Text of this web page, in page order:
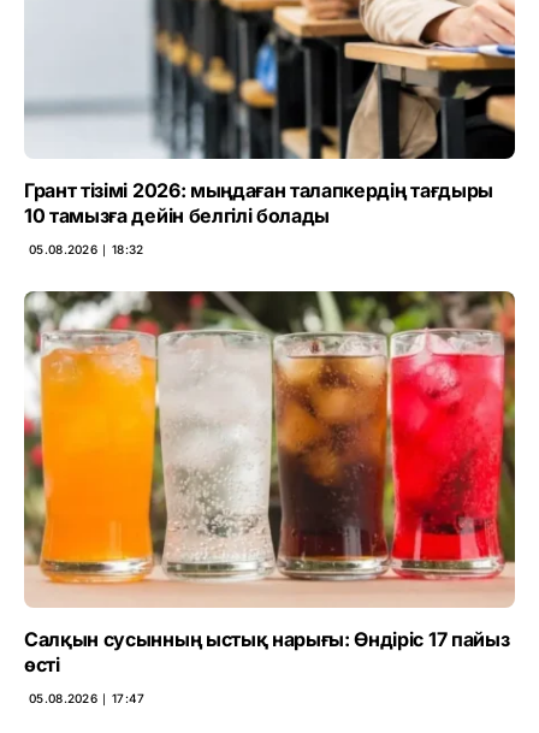
Грант тізімі 2026: мыңдаған талапкердің тағдыры
10 тамызға дейін белгілі болады
05.08.2026 ∣ 18:32
Салқын сусынның ыстық нарығы: Өндіріс 17 пайыз
өсті
05.08.2026 ∣ 17:47